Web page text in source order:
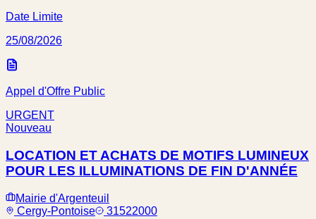
Date Limite
25/08/2026
Appel d'Offre Public
URGENT
Nouveau
LOCATION ET ACHATS DE MOTIFS LUMINEUX
POUR LES ILLUMINATIONS DE FIN D'ANNÉE
Mairie d'Argenteuil
Cergy-Pontoise
31522000